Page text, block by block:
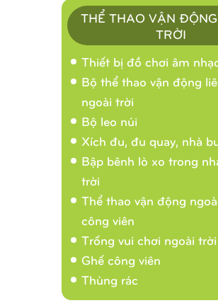
THỂ THAO VẬN
TRỜI
Thiết bị đồ chơi âm
Bộ thể thao vận động
ngoài trời
Bộ leo núi
Xích đu, đu quay, nhà
Bập bênh lò xo trong
trời
Thể thao vận động
công viên
Trống vui chơi ngoài trời
Ghế công viên
Thùng rác